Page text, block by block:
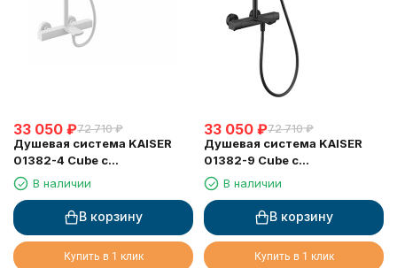
33 050 ₽72 710 ₽
Душевая система KAISER
01382-4 Cube с
термостатом 6282
В наличии
В корзину
Купить в 1 клик
33 050 ₽72 710 ₽
Душевая система KAISER
01382-9 Cube с
термостатом 6282
В наличии
В корзину
Купить в 1 клик